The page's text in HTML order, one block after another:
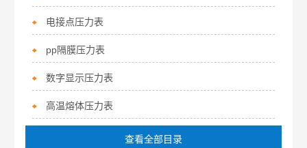
电接点压力表
pp隔膜压力表
数字显示压力表
高温熔体压力表
查看全部目录